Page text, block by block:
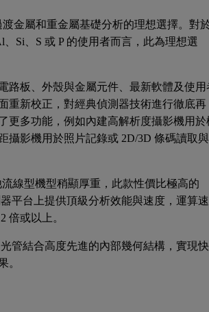
渡金屬和重金屬基礎分析的理想選擇。對
Si、S 或 P 的使用者而言，此為理想選
路板、外殼與金屬元件、最新軟體及使用
重新校正，對經典偵測器技術進行徹底再
更多功能，例如內建高解析度攝影機用於
攝影機用於照片記錄或 2D/3D 條碼讀取與
流線型機型稍顯厚重，此款性價比極高的
平台上提供頂級分析效能與速度，運算速
倍或以上。
管結合高度先進的內部幾何結構，實現快
。